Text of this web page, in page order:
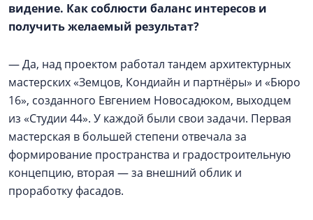
видение. Как соблюсти баланс интересов и
получить желаемый результат?
— Да, над проектом работал тандем архитектурных
мастерских «Земцов, Кондиайн и партнёры» и «Бюро
16», созданного Евгением Новосадюком, выходцем
из «Студии 44». У каждой были свои задачи. Первая
мастерская в большей степени отвечала за
формирование пространства и градостроительную
концепцию, вторая — за внешний облик и
проработку фасадов.